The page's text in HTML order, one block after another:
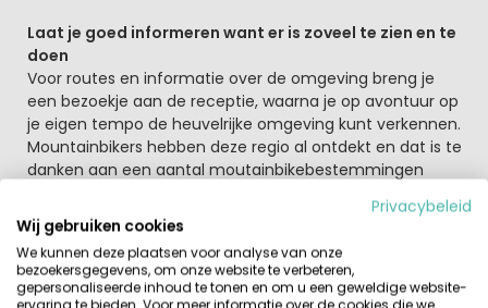
Laat je goed informeren want er is zoveel te zien en te
doen
Voor routes en informatie over de omgeving breng je
een bezoekje aan de receptie, waarna je op avontuur op
je eigen tempo de heuvelrijke omgeving kunt verkennen.
Mountainbikers hebben deze regio al ontdekt en dat is te
danken aan een aantal moutainbikebestemmingen
is geschikt voor diverse niveaus en de diversiteit van de
routes is inmens. Op 20 min. rijden van het park ligt
Dumfries met talloze leuke restaurantjes en authentieke
Schotse pubs waar je gezellig kunt tafelen of een
Privacybeleid
Wij gebruiken cookies
We kunnen deze plaatsen voor analyse van onze
bezoekersgegevens, om onze website te verbeteren,
gepersonaliseerde inhoud te tonen en om u een geweldige website-
ervaring te bieden. Voor meer informatie over de cookies die we